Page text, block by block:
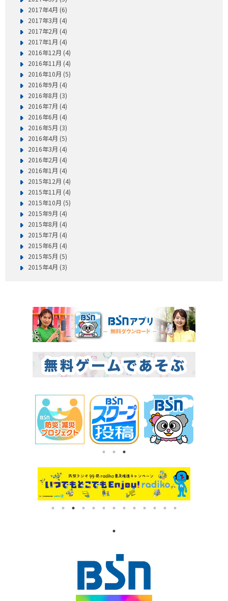
2017年4月 (6)
2017年3月 (4)
2017年2月 (4)
2017年1月 (4)
2016年12月 (4)
2016年11月 (4)
2016年10月 (5)
2016年9月 (4)
2016年8月 (3)
2016年7月 (4)
2016年6月 (4)
2016年5月 (3)
2016年4月 (5)
2016年3月 (4)
2016年2月 (4)
2016年1月 (4)
2015年12月 (4)
2015年11月 (4)
2015年10月 (5)
2015年9月 (4)
2015年8月 (4)
2015年7月 (4)
2015年6月 (4)
2015年5月 (5)
2015年4月 (3)